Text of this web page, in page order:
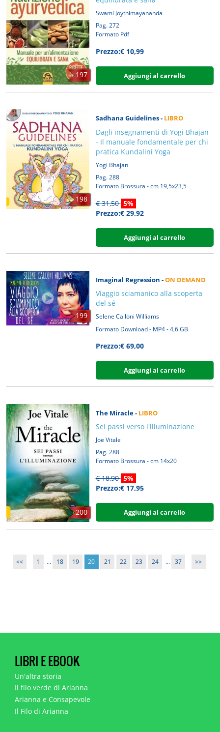
197
Swami Joythimayananda
Pag. 272
Formato Pdf
Prezzo:€ 10,99
Aggiungi al carrello
198
Sadhana Guidelines - LIBRO
Dagli insegnamenti di Yogi Bhajan
- Il manuale fondamentale per chi
pratica Kundalini Yoga
Yogi Bhajan
Pag. 288
Formato Brossura - cm 19,5x23,5
€ 31,50 5%
Prezzo:€ 29,92
Aggiungi al carrello
199
Imaginal Regression -ON DEMAND
Viaggio sciamanico alla scoperta
del sé
Selene Calloni Williams
Formato Download - MP4 - 4,6 GB
Prezzo:€ 69,00
Aggiungi al carrello
200
The Miracle - LIBRO
Sei passi verso l'illuminazione
Joe Vitale
Pag. 288
Formato Brossura - cm 14x20
€ 18,90 5%
Prezzo:€ 17,95
Aggiungi al carrello
<< 1 ... 18 19 20 21 22 23 24 ... 37 >>
LIBRI E EBOOK
Un'altra storia
Il filo verde di Arianna
Arianna e Consapevole
Il Filo di Arianna